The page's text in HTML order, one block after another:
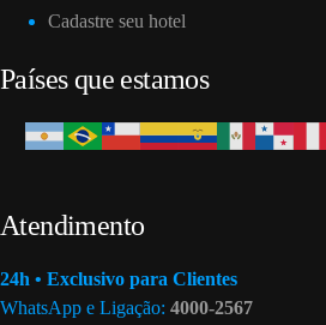
Cadastre seu hotel
Países que estamos
Atendimento
24h • Exclusivo para Clientes
WhatsApp e Ligação: 4000-2567